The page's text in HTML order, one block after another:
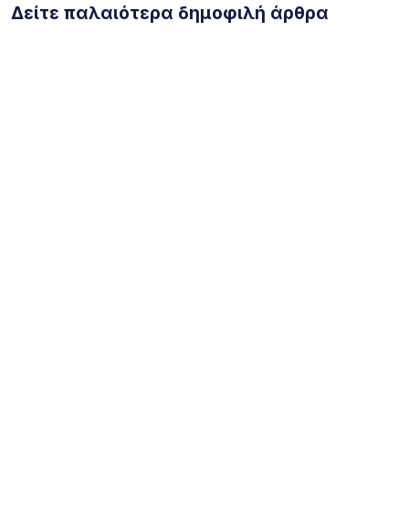
Δείτε παλαιότερα δημοφιλή άρθρα